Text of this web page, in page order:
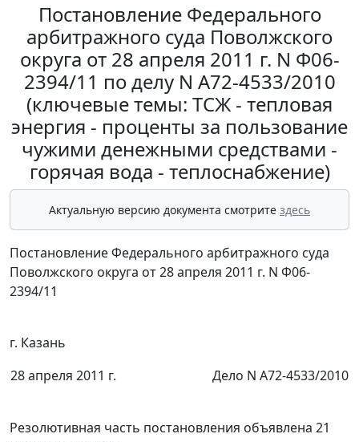
Постановление Федерального
арбитражного суда Поволжского
округа от 28 апреля 2011 г. N Ф06-
2394/11 по делу N А72-4533/2010
(ключевые темы: ТСЖ - тепловая
энергия - проценты за пользование
чужими денежными средствами -
горячая вода - теплоснабжение)
Актуальную версию документа смотрите здесь
Постановление Федерального арбитражного суда
Поволжского округа от 28 апреля 2011 г. N Ф06-
2394/11
г. Казань
28 апреля 2011 г.
Дело N А72-4533/2010
Резолютивная часть постановления объявлена 21